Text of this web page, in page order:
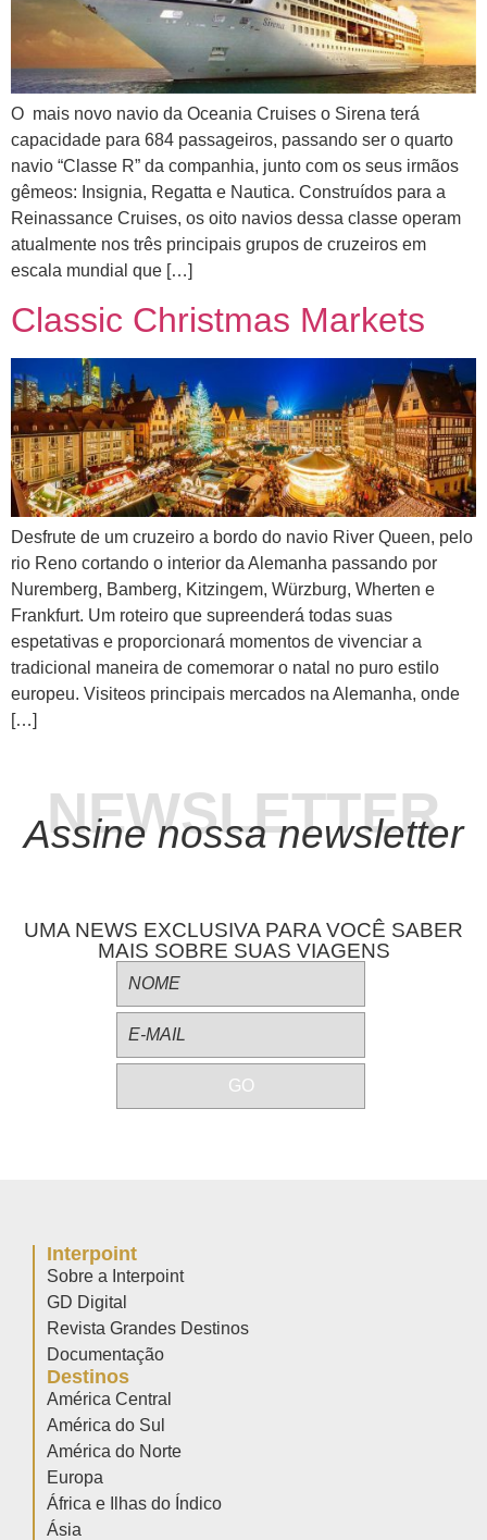
O mais novo navio da Oceania Cruises o Sirena terá
capacidade para 684 passageiros, passando ser o quarto
navio “Classe R” da companhia, junto com os seus irmãos
gêmeos: Insignia, Regatta e Nautica. Construídos para a
Reinassance Cruises, os oito navios dessa classe operam
atualmente nos três principais grupos de cruzeiros em
escala mundial que […]
Classic Christmas Markets
Desfrute de um cruzeiro a bordo do navio River Queen, pelo
rio Reno cortando o interior da Alemanha passando por
Nuremberg, Bamberg, Kitzingem, Würzburg, Wherten e
Frankfurt. Um roteiro que supreenderá todas suas
espetativas e proporcionará momentos de vivenciar a
tradicional maneira de comemorar o natal no puro estilo
europeu. Visiteos principais mercados na Alemanha, onde
[…]
Assine nossa newsletter
NEWSLETTER
UMA NEWS EXCLUSIVA PARA VOCÊ SABER
MAIS SOBRE SUAS VIAGENS
Interpoint
Sobre a Interpoint
GD Digital
Revista Grandes Destinos
Documentação
Destinos
América Central
América do Sul
América do Norte
Europa
África e Ilhas do Índico
Ásia